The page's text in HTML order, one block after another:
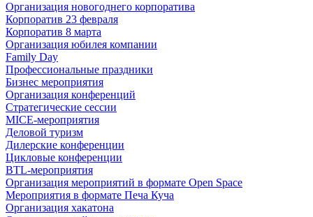
Организация новогоднего корпоратива
Корпоратив 23 февраля
Корпоратив 8 марта
Организация юбилея компании
Family Day
Профессиональные праздники
Бизнес мероприятия
Организация конференций
Стратегические сессии
MICE-мероприятия
Деловой туризм
Дилерские конференции
Цикловые конференции
BTL-мероприятия
Организация мероприятий в формате Open Space
Мероприятия в формате Печа Куча
Организация хакатона